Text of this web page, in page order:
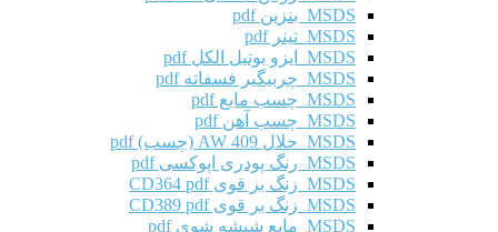
MSDS بنزین pdf
MSDS تینر pdf
MSDS ایزو بوتیل الکل pdf
MSDS چربیگیر فسفاته pdf
MSDS چسب مایع pdf
MSDS چسب آهن pdf
MSDS حلال AW 409 (چسب) pdf
MSDS رنگ پودری اپوکسی pdf
MSDS زنگ بر قوی CD364 pdf
MSDS زنگ بر قوی CD389 pdf
MSDS مایع شیشه شوی pdf